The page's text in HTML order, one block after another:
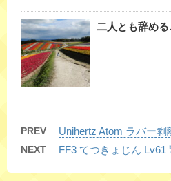
二人とも辞める
PREV Unihertz Atom ラバー剥
NEXT FF3 てつきょじん Lv61